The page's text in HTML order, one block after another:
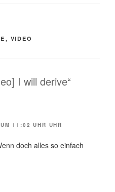
, VIDEO
I will derive“
11:02 UHR UHR
doch alles so einfach